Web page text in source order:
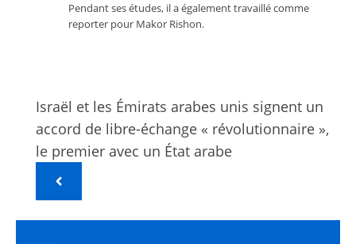
Pendant ses études, il a également travaillé comme
reporter pour Makor Rishon.
Israël et les Émirats arabes unis signent un
accord de libre-échange « révolutionnaire »,
le premier avec un État arabe